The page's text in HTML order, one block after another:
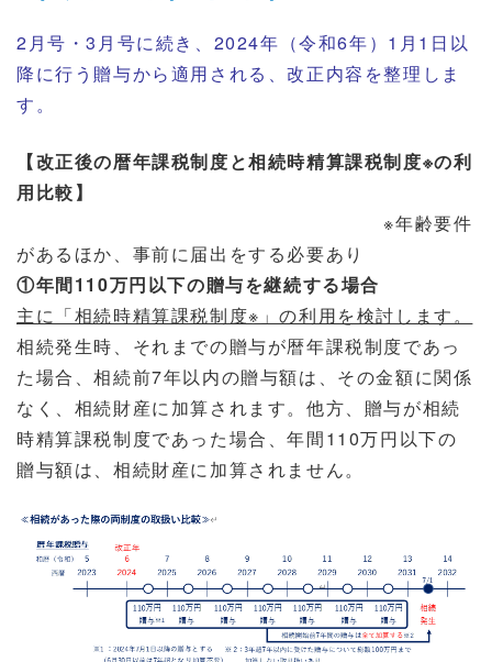
2月号・3月号に続き、2024年（令和6年）1月1日以
降に行う贈与から適用される、改正内容を整理しま
す。
【改正後の暦年課税制度と相続時精算課税制度※の利
用比較】
※年齢要件
があるほか、事前に届出をする必要あり
①年間110万円以下の贈与を継続する場合
主に「相続時精算課税制度※」の利用を検討します。
相続発生時、それまでの贈与が暦年課税制度であっ
た場合、相続前7年以内の贈与額は、その金額に関係
なく、相続財産に加算されます。他方、贈与が相続
時精算課税制度であった場合、年間110万円以下の
贈与額は、相続財産に加算されません。